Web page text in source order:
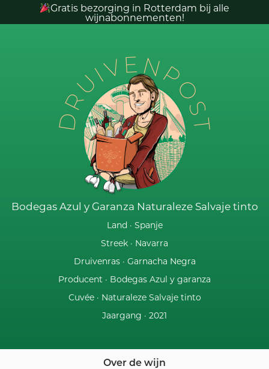
Gratis bezorging in Rotterdam bij alle
wijnabonnementen!
DRUIVENPOST
Bodegas Azul y Garanza Naturaleze Salvaje tinto
Land · Spanje
Streek · Navarra
Druivenras · Garnacha Negra
Producent · Bodegas Azul y garanza
Cuvée · Naturaleze Salvaje tinto
Jaargang · 2021
Over de wijn